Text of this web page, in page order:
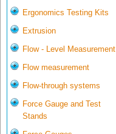
Ergonomics Testing Kits
Extrusion
Flow - Level Measurement
Flow measurement
Flow-through systems
Force Gauge and Test
Stands